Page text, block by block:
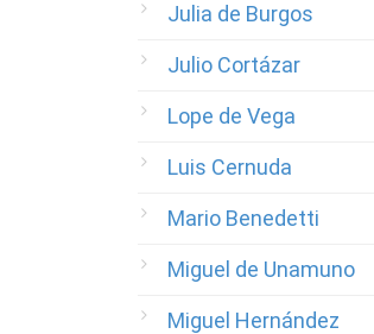
Julia de Burgos
Julio Cortázar
Lope de Vega
Luis Cernuda
Mario Benedetti
Miguel de Unamuno
Miguel Hernández